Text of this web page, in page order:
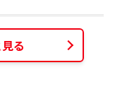
る